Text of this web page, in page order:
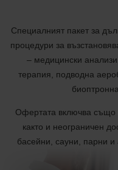
Специалният пакет за
процедури за
– медицински
терапия, подводна
Офертата включва също
както и неограничен
басейни, сауни, парни